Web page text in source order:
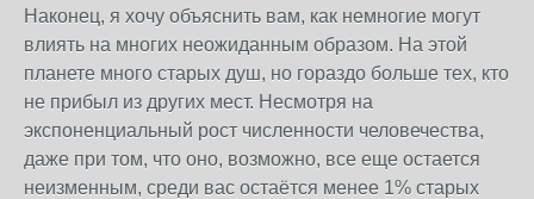
Наконец, я хочу объяснить вам, как немногие могут
влиять на многих неожиданным образом. На этой
планете много старых душ, но гораздо больше тех, кто
не прибыл из других мест. Несмотря на
экспоненциальный рост численности человечества,
даже при том, что оно, возможно, все еще остается
неизменным, среди вас остаётся менее 1% старых